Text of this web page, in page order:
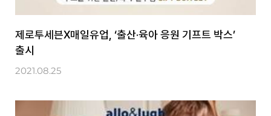
제로투세븐X매일유업, ‘출산·육아 응원 기프트 박스’
출시
2021.08.25